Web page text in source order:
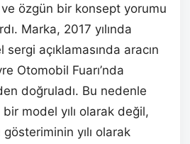
ve özgün bir konsept yorumu
Marka, 2017 yılında
sergi açıklamasında aracın
Otomobil Fuarı’nda
doğruladı. Bu nedenle
model yılı olarak değil,
yılı olarak